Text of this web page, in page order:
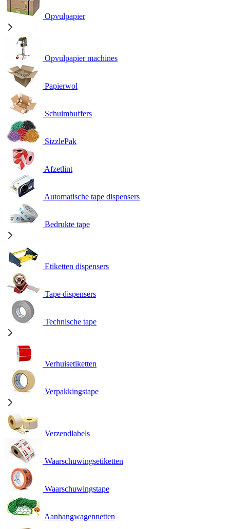
Opvulpapier
Opvulpapier machines
Papierwol
Schuimbuffers
SizzlePak
Afzetlint
Automatische tape dispensers
Bedrukte tape
Etiketten dispensers
Tape dispensers
Technische tape
Verhuisetiketten
Verpakkingstape
Verzendlabels
Waarschuwingsetiketten
Waarschuwingstape
Aanhangwagennetten